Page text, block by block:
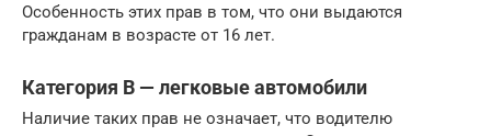
Особенность этих прав в том, что они выдаются
гражданам в возрасте от 16 лет.
Категория В — легковые автомобили
Наличие таких прав не означает, что водителю